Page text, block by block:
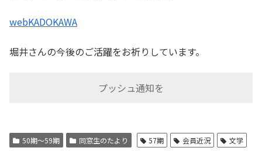
webKADOKAWA
堀井さんの今後のご活躍をお祈りしています。
プッシュ通知を
50期～59期 同窓生のたより 57期 会員近況 文学